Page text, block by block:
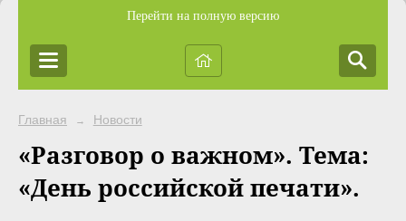
Перейти на полную версию
Главная → Новости
«Разговор о важном». Тема:
«День российской печати».